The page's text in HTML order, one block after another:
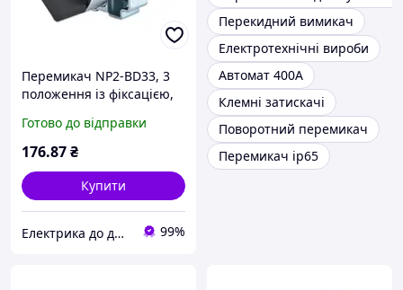
Перемикач NP2-BD33, 3
положення із фіксацією,
Готово до відправки
176.87₴
Купити
Електрика до дрібниць 99%
Перекидний вимикач
Електротехнічні вироби
Автомат 400А
Клемні затискачі
Поворотний перемикач
Перемикач ip65